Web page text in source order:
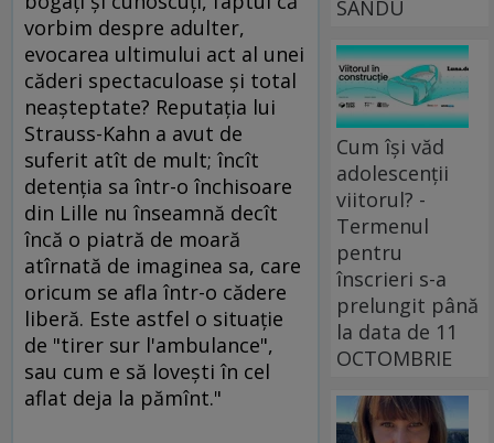
vorbim despre adulter,
evocarea ultimului act al unei
căderi spectaculoase şi total
neaşteptate? Reputaţia lui
Strauss-Kahn a avut de
suferit atît de mult; încît
detenţia sa într-o închisoare
din Lille nu înseamnă decît
încă o piatră de moară
atîrnată de imaginea sa, care
oricum se afla într-o cădere
liberă. Este astfel o situaţie
de "tirer sur l'ambulance",
sau cum e să loveşti în cel
aflat deja la pămînt."
SANDU
Cum își văd
adolescenții
viitorul? -
Termenul
pentru
înscrieri s-a
prelungit până
la data de 11
OCTOMBRIE